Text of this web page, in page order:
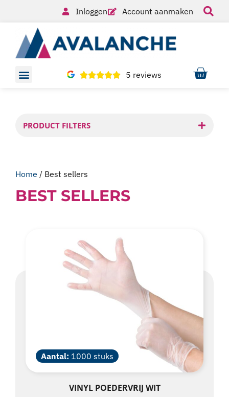
Inloggen Account aanmaken
5 reviews
PRODUCT FILTERS
Home / Best sellers
BEST SELLERS
Aantal: 1000 stuks
VINYL POEDERVRIJ WIT